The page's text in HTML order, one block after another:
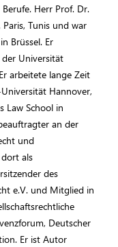
Herr Prof. Dr.
Tunis und war
Brüssel. Er
Universität
arbeitete lange Zeit
Hannover,
Law School in
an der
und
als
des
e.V. und Mitglied in
Deutscher
Er ist Autor